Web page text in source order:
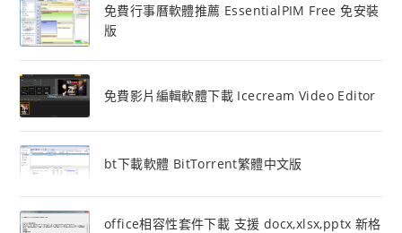
免費行事曆軟體推薦 EssentialPIM Free 免安裝
版
免費影片編輯軟體下載 Icecream Video Editor
bt下載軟體 BitTorrent繁體中文版
office相容性套件下載 支援 docx,xlsx,pptx 新格